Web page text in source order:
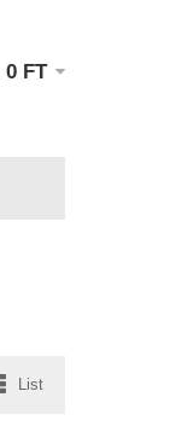
0 FT
List